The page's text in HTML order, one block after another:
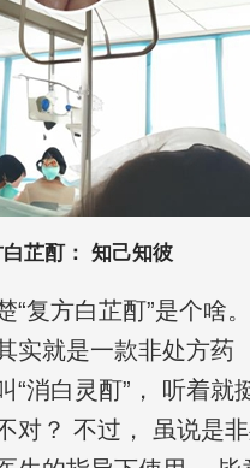
芷酊： 知己知彼
“复方白芷酊”是个啥
实就是一款非处方药
“消白灵酊”， 听着就
对？ 不过， 虽说是